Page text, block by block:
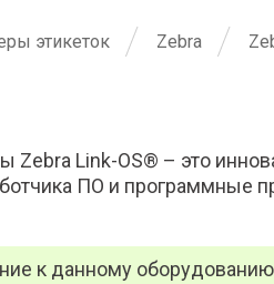
этикеток Zebra
Zebra Link-OS® – это
ПО и программные
к данному